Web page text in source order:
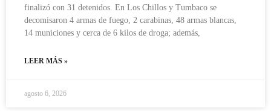
finalizó con 31 detenidos. En Los Chillos y Tumbaco se
decomisaron 4 armas de fuego, 2 carabinas, 48 armas blancas,
14 municiones y cerca de 6 kilos de droga; además,
LEER MÁS »
agosto 6, 2026